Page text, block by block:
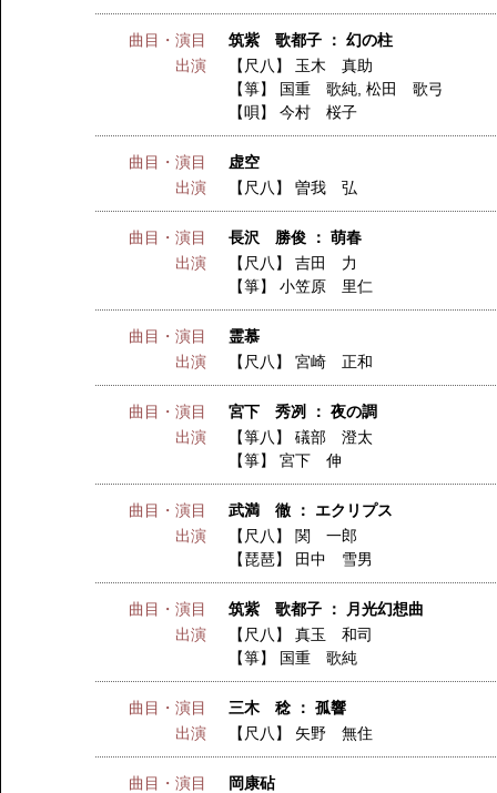
曲目・演目
筑紫 歌都子 ： 幻の柱
出演
【尺八】 玉木 真助
【箏】 国重 歌純 ,松田 歌弓
【唄】今村 桜子
曲目・演目
虚空
出演
【尺八】曽我 弘
曲目・演目
長沢 勝俊 ： 萌春
出演
【尺八】吉田 力
【箏】小笠原 里仁
曲目・演目
霊慕
出演
【尺八】宮崎 正和
曲目・演目
宮下 秀冽 ： 夜の調
出演
【箏八】礒部 澄太
【箏】宮下 伸
曲目・演目
武満 徹 ： エクリプス
出演
【尺八】 関 一郎
【琵琶】
田中 雪男
曲目・演目
筑紫 歌都子 ： 月光幻想曲
出演
【尺八】真玉 和司
【箏】 国重 歌純
曲目・演目
三木 稔 ： 孤響
出演
【尺八】 矢野 無住
曲目・演目
岡康砧